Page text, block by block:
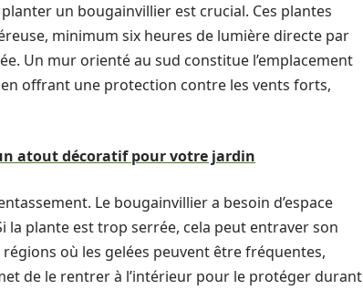
un bougainvillier est crucial. Ces plantes
minimum six heures de lumière directe par
Un mur orienté au sud constitue l’emplacement
offrant une protection contre les vents forts,
atout décoratif pour votre jardin
Le bougainvillier a besoin d’espace
la plante est trop serrée, cela peut entraver son
où les gelées peuvent être fréquentes,
de le rentrer à l’intérieur pour le protéger durant